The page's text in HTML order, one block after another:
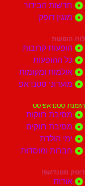
חדשות הבידור
מזגין דופק
לוח הופעות
הופעות קרובות
כל ההופעות
אולמות ומקומות
מועדוני סטנדאפ
הזמנת סטנדאפיסט
מסיבת רווקות
מסיבת רווקים
ימי הולדת
חברות ומוסדות
דופק סטנדאפ!
אודות